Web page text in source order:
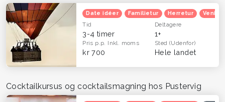
Date idéer Familietur Herretur
Tid
3-4 timer
Deltagere
1+
Pris p.p. Inkl. moms
kr 700
Sted(Udenfor)
Hele landet
Cocktailkursus og cocktailsmagning hos Pustervig